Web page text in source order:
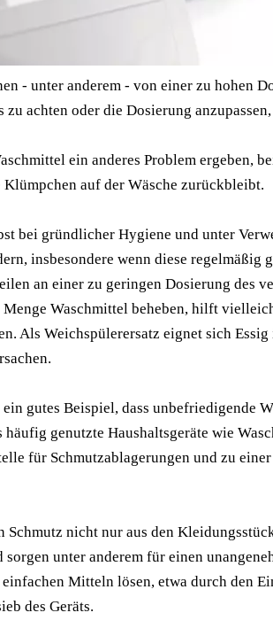
- unter anderem - von einer zu hohen
zu achten oder die Dosierung
ein anderes Problem ergeben,
auf der Wäsche zurückbleibt.
bei gründlicher Hygiene und unter
insbesondere wenn diese
an einer zu geringen Dosierung des
Menge Waschmittel beheben, hilft
Als Weichspülerersatz eignet sich
gutes Beispiel, dass unbefriedigende
genutzte Haushaltsgeräte wie
für Schmutzablagerungen und zu
nicht nur aus den
unter anderem für einen
Mitteln lösen, etwa durch den
des Geräts.